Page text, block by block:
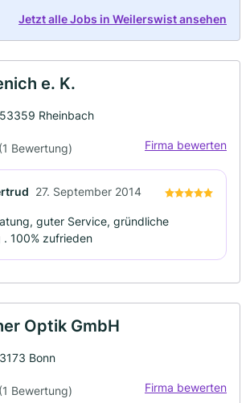
Jetzt alle Jobs in Weilerswist ansehen
e. K.
Rheinbach
(1 Bewertung) Firma bewerten
27. September 2014
guter Service, gründliche
. 100% zufrieden
Optik GmbH
Bonn
(1 Bewertung) Firma bewerten